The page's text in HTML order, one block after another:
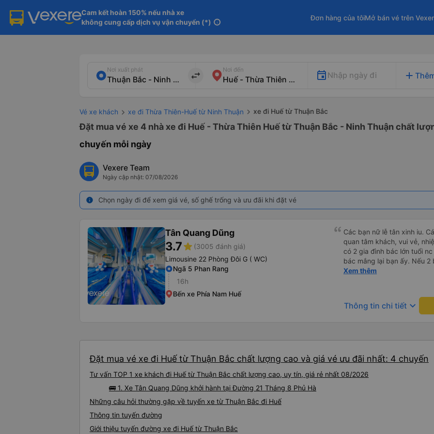
Cam kết hoàn 150% nếu nhà xe
không cung cấp dịch vụ vận chuyển (*) info
Đơn hàng của tôiMở bán vé trên
Nơi xuất phát
import_export
Nơi đến
Nhập ngày đi add
Vé xe khách xe đi Thừa Thiên-Huế từ Ninh Thuận xe đi Huế từ Thuận Bắc
Đặt mua vé xe 4 nhà xe đi Huế - Thừa Thiên Huế từ Thuận Bắc - Ninh Thuận chất
chuyến mỗi ngày
Vexere Team
Ngày cập nhật: 07/08/2026
info Chọn ngày đi để xem giá vé, số ghế trống và ưu đãi khi đặt vé
Tân Quang Dũng
3.7star (3005 đánh giá)
Limousine 22 Phòng Đôi G ( WC)
Ngã 5 Phan Rang
16h
Bến xe Phía Nam Huế
Các bạn nữ lễ tân xinh iu.
quan tâm khách, vui vẻ, nhiệt tình. Trong
có 2 gia đình bác lớn tuổi
bác mắng lại bạn ấy. Nếu 2
ngược lại nha. Bạn ấy nhắc
bị phản ánh thì đừng trừ
thì bảo bạn ấy liên hệ sđt
(một mình) yêu luôn.
10/10.
Xem thêm
Thông tin chi tiết keyboard_arrow_down
Đặt mua vé xe đi Huế từ Thuận Bắc chất lượng cao và giá vé ưu đãi nhất: 4 chuyến
Tư vấn TOP 1 xe khách đi Huế từ Thuận Bắc chất lượng cao, uy tín, giá rẻ nhất 08/2026
🚌 1. Xe Tân Quang Dũng khởi hành tại Đường 21 Tháng 8 Phủ Hà
Những câu hỏi thường gặp về tuyến xe từ Thuận Bắc đi Huế
Thông tin tuyến đường
Giới thiệu tuyến đường xe đi Huế từ Thuận Bắc